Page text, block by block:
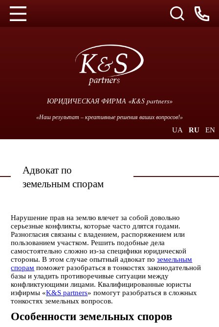
ЮРИДИЧЕСКАЯ ФИРМА «K&S partners»
«Наш результат – креативные решения ваших вопросов!»
UA RU EN
Адвокат по
земельным спорам
Нарушение прав на землю влечет за собой довольно
серьезные конфликты, которые часто длятся годами.
Разногласия связаны с владением, распоряжением или
пользованием участком. Решить подобные дела
самостоятельно сложно из-за специфики юридической
стороны. В этом случае опытный адвокат поземельным
спорам поможет разобраться в тонкостях законодательной
базы и уладить противоречивые ситуации между
конфликтующими лицами. Квалифицированные юристы
изфирмы «K&S partners» помогут разобраться в сложных
тонкостях земельных вопросов.
Особенности земельных споров